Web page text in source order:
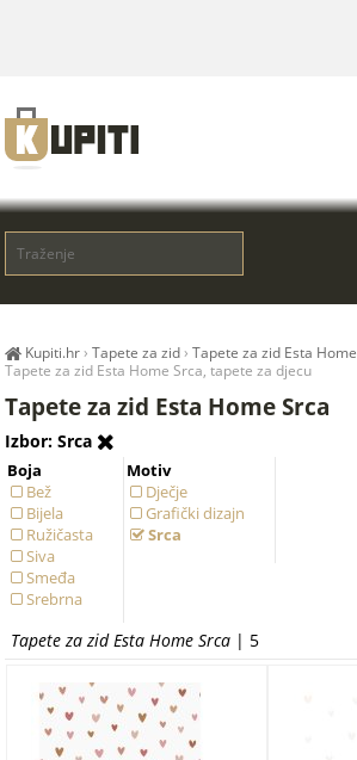
Kupiti.hr›Tapete za zid ›Tapete za zid Esta Home
Tapete za zid Esta Home Srca, tapete za djecu
Tapete za zid Esta Home Srca
Izbor: Srca
Boja
Bež
Bijela
Ružičasta
Siva
Smeđa
Srebrna
Motiv
Dječje
Grafički dizajn
Srca
Tapete za zid Esta Home Srca | 5